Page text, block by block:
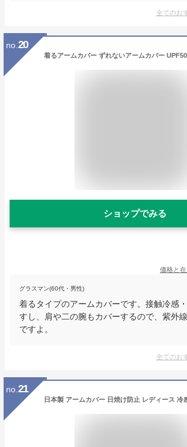
全てのお
no. 20
ショップでみる
価格と
グラスマン(60代・男性)
着るタイプのアームカバーです。接触冷感
すし、肩や二の腕もカバーするので、紫外
ですよ。
全てのお
no. 21